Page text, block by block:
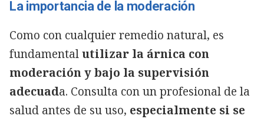
La importancia de la moderación
Como con cualquier remedio natural, es
fundamentalutilizar la árnica con
moderación y bajo la supervisión
adecuada. Consulta con un profesional de la
salud antes de su uso, especialmente si se